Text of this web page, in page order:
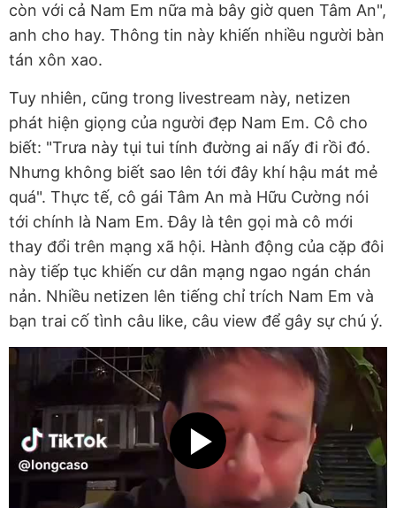
còn với cả Nam Em nữa mà bây giờ quen Tâm An",
anh cho hay. Thông tin này khiến nhiều người bàn
tán xôn xao.
Tuy nhiên, cũng trong livestream này, netizen
phát hiện giọng của người đẹp Nam Em. Cô cho
biết: "Trưa này tụi tui tính đường ai nấy đi rồi đó.
Nhưng không biết sao lên tới đây khí hậu mát mẻ
quá". Thực tế, cô gái Tâm An mà Hữu Cường nói
tới chính là Nam Em. Đây là tên gọi mà cô mới
thay đổi trên mạng xã hội. Hành động của cặp đôi
này tiếp tục khiến cư dân mạng ngao ngán chán
nản. Nhiều netizen lên tiếng chỉ trích Nam Em và
bạn trai cố tình câu like, câu view để gây sự chú ý.